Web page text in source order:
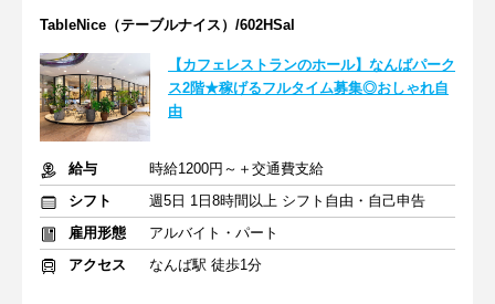
TableNice（テーブルナイス）/602HSal
【カフェレストランのホール】なんばパーク
ス2階★稼げるフルタイム募集◎おしゃれ自
由
給与
時給1200円～＋交通費支給
シフト
週5日 1日8時間以上 シフト自由・自己申告
雇用形態
アルバイト・パート
アクセス
なんば駅 徒歩1分